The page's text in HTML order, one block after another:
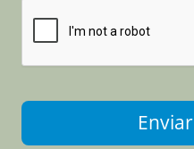
Enviar